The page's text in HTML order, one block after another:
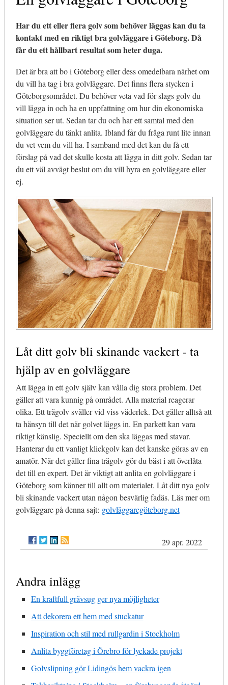
Har du ett eller flera golv som behöver läggas kan du ta
kontakt med en riktigt bra golvläggare i Göteborg. Då
får du ett hållbart resultat som heter duga.
Det är bra att bo i Göteborg eller dess omedelbara närhet om
du vill ha tag i bra golvläggare. Det finns flera stycken i
Göteborgsområdet. Du behöver veta vad för slags golv du
vill lägga in och ha en uppfattning om hur din ekonomiska
situation ser ut. Sedan tar du och har ett samtal med den
golvläggare du tänkt anlita. Ibland får du fråga runt lite innan
du vet vem du vill ha. I samband med det kan du få ett
förslag på vad det skulle kosta att lägga in ditt golv. Sedan tar
du ett väl avvägt beslut om du vill hyra en golvläggare eller
ej.
Låt ditt golv bli skinande vackert - ta
hjälp av en golvläggare
Att lägga in ett golv själv kan vålla dig stora problem. Det
gäller att vara kunnig på området. Alla material reagerar
olika. Ett trägolv sväller vid viss väderlek. Det gäller alltså att
ta hänsyn till det när golvet läggs in. En parkett kan vara
riktigt känslig. Speciellt om den ska läggas med stavar.
Hanterar du ett vanligt klickgolv kan det kanske göras av en
amatör. När det gäller fina trägolv gör du bäst i att överlåta
det till en expert. Det är viktigt att anlita en golvläggare i
Göteborg som känner till allt om materialet. Låt ditt nya golv
bli skinande vackert utan någon besvärlig fadäs. Läs mer om
golvläggare på denna sajt: golvläggaregöteborg.net
29 apr. 2022
Andra inlägg
En kraftfull grävsug ger nya möjligheter
Att dekorera ett hem med stuckatur
Inspiration och stil med rullgardin i Stockholm
Anlita byggföretag i Örebro för lyckade projekt
Golvslipning gör Lidingös hem vackra igen